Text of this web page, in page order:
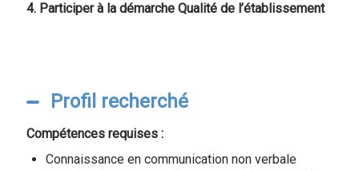
4. Participer à la démarche Qualité de l’établissement
Profil recherché
Compétences requises :
Connaissance en communication non verbale